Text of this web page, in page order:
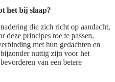
het bij slaap?
die zich richt op aandacht,
deze principes toe te passen,
met hun gedachten en
nuttig zijn voor het
van een betere